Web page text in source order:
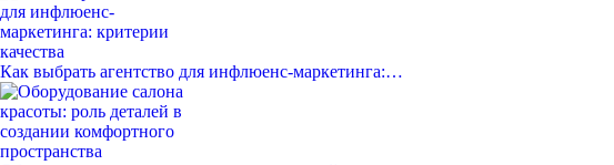
Как выбрать агентство для инфлюенс-маркетинга:…